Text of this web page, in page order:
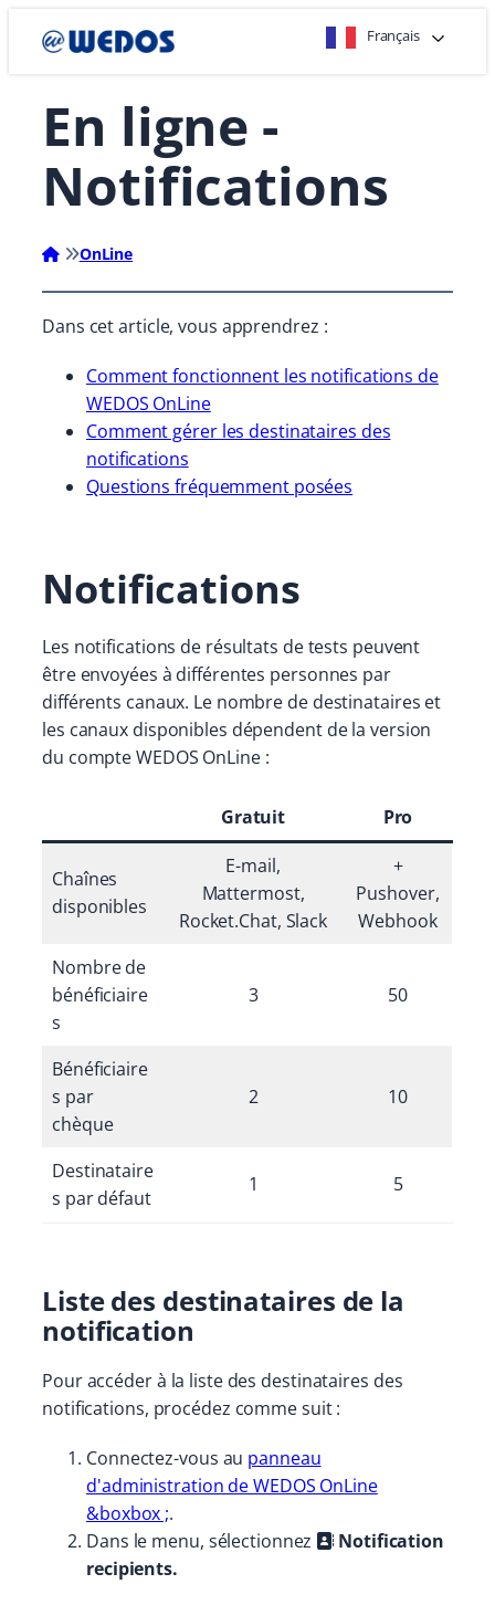
directement
contenu
Français
En ligne -
Notifications
OnLine
Dans cet article, vous apprendrez :
Comment fonctionnent les notifications de
WEDOS OnLine
Comment gérer les destinataires des
notifications
Questions fréquemment posées
Notifications
Les notifications de résultats de tests peuvent
être envoyées à différentes personnes par
différents canaux. Le nombre de destinataires et
les canaux disponibles dépendent de la version
du compte WEDOS OnLine :
Gratuit Pro
Chaînes
disponibles
E-mail,
Mattermost,
Rocket.Chat, Slack
+
Pushover,
Webhook
Nombre de
bénéficiaire
s
3 50
Bénéficiaire
s par
chèque
2 10
Destinataire
s par défaut
1 5
Liste des destinataires de la
notification
Pour accéder à la liste des destinataires des
notifications, procédez comme suit :
Connectez-vous au panneau
d'administration de WEDOS OnLine
&boxbox ;.
Dans le menu, sélectionnez
Notification
recipients.